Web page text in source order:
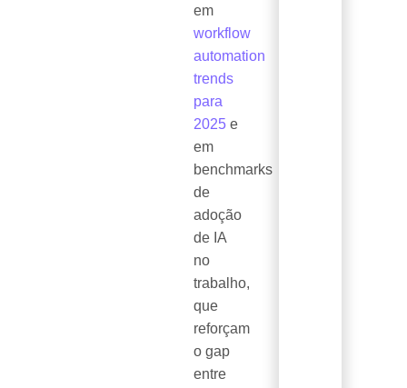
em
workflow
automation
trends
para
2025 e
em
benchmarks
de
adoção
de IA
no
trabalho,
que
reforçam
o gap
entre